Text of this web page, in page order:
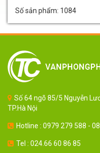
Số sản phẩm: 1084
Số 64 ngõ 85/5 Nguyễn
TP.Hà Nội
Hotline : 0979 279 588 -
Tel : 024.66 60 86 85